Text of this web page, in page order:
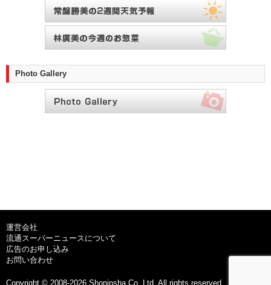
Photo Gallery
運営会社
流通スーパーニュースについて
広告のお申し込み
お問い合わせ
Copyright © 2008-2026 Shoninsha Co.,Ltd. All rights reserved.